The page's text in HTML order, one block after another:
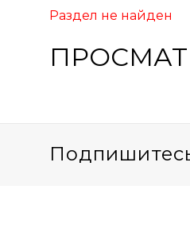
Раздел не найден